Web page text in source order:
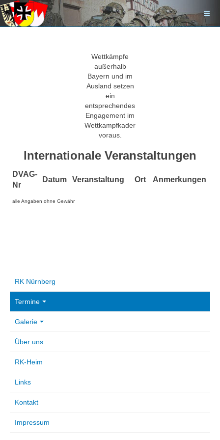
Wettkämpfe
außerhalb
Bayern und im
Ausland setzen
ein
entsprechendes
Engagement im
Wettkampfkader
voraus.
Internationale Veranstaltungen
DVAG-
Nr
Datum Veranstaltung Ort Anmerkungen
alle Angaben ohne Gewähr
RK Nürnberg
Termine
Galerie
Über uns
RK-Heim
Links
Kontakt
Impressum